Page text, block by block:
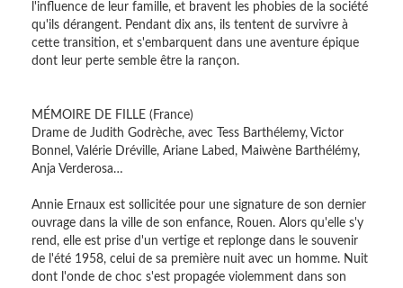
l'influence de leur famille, et bravent les phobies de la société
qu'ils dérangent. Pendant dix ans, ils tentent de survivre à
cette transition, et s'embarquent dans une aventure épique
dont leur perte semble être la rançon.
MÉMOIRE DE FILLE (France)
Drame de Judith Godrèche, avec Tess Barthélemy, Victor
Bonnel, Valérie Dréville, Ariane Labed, Maiwène Barthélémy,
Anja Verderosa…
Annie Ernaux est sollicitée pour une signature de son dernier
ouvrage dans la ville de son enfance, Rouen. Alors qu'elle s'y
rend, elle est prise d'un vertige et replonge dans le souvenir
de l'été 1958, celui de sa première nuit avec un homme. Nuit
dont l'onde de choc s'est propagée violemment dans son